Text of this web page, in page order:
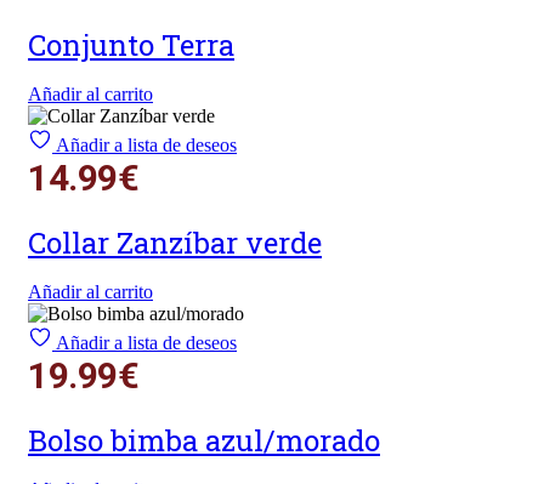
Conjunto Terra
Añadir al carrito
Añadir a lista de deseos
14.99€
Collar Zanzíbar verde
Añadir al carrito
Añadir a lista de deseos
19.99€
Bolso bimba azul/morado